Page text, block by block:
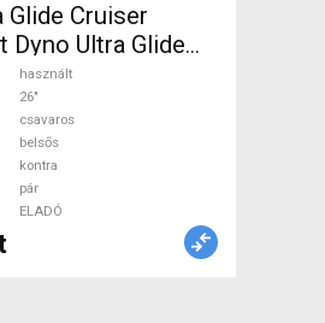
Glide Cruiser
Dyno Ultra Glide
Alkatrész,
/ Felni / Gumi 26"
ELADÓ
használt
26"
csavaros
belsős
kontra
pár
ELADÓ